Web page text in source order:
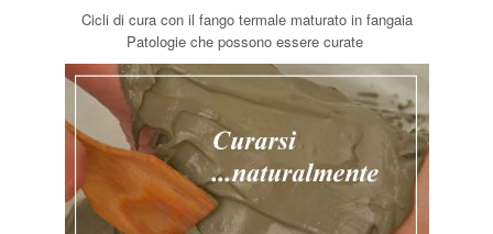
Cicli di cura con il fango termale maturato in fangaia
Patologie che possono essere curate